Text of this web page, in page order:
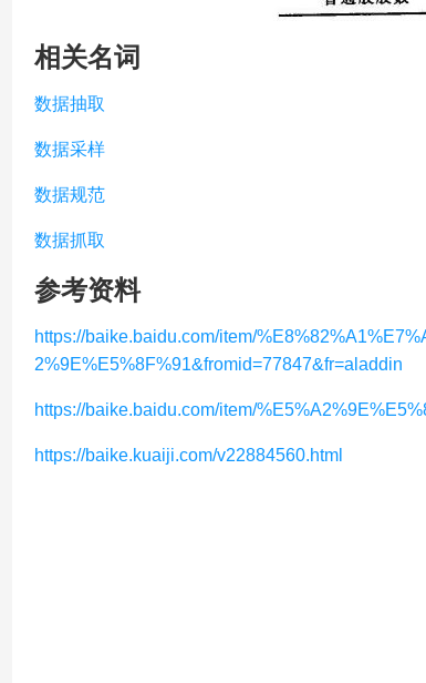
相关名词
数据抽取
数据采样
数据规范
数据抓取
参考资料
https://baike.baidu.com/item/
2%9E%E5%8F%91&fromid=77847&fr=aladdin
https://baike.baidu.com/item/
https://baike.kuaiji.com/v22884560.html